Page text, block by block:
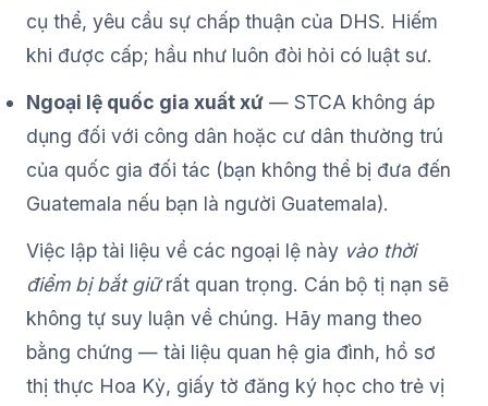
cụ thể, yêu cầu sự chấp thuận của DHS. Hiếm
khi được cấp; hầu như luôn đòi hỏi có luật sư.
Ngoại lệ quốc gia xuất xứ — STCA không áp
dụng đối với công dân hoặc cư dân thường trú
của quốc gia đối tác (bạn không thể bị đưa đến
Guatemala nếu bạn là người Guatemala).
Việc lập tài liệu về các ngoại lệ này vào thời
điểm bị bắt giữrất quan trọng. Cán bộ tị nạn sẽ
không tự suy luận về chúng. Hãy mang theo
bằng chứng — tài liệu quan hệ gia đình, hồ sơ
thị thực Hoa Kỳ, giấy tờ đăng ký học cho trẻ vị